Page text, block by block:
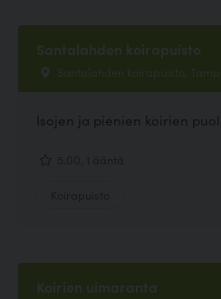
Santalahden koirapuisto
Santalahden koirapuisto,
Isojen ja pienien koirien
Koirien uimaranta